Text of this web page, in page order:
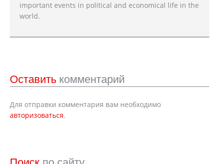
important events in political and economical life in the
world.
Оставить комментарий
Для отправки комментария вам необходимо
авторизоваться.